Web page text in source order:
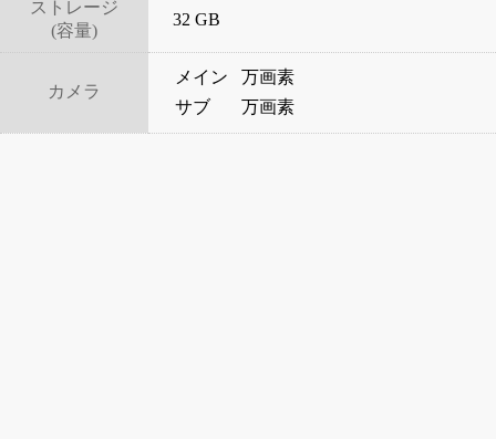
ストレージ
(容量)
32 GB
カメラ
メイン
万画素
サブ
万画素